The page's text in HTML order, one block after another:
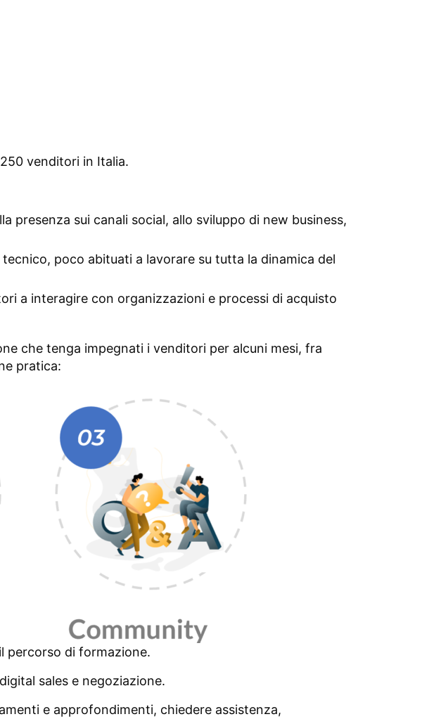
venditori in Italia.
presenza sui canali social, allo sviluppo di new business,
poco abituati a lavorare su tutta la dinamica del
a interagire con organizzazioni e processi di acquisto
che tenga impegnati i venditori per alcuni mesi, fra
pratica:
percorso di formazione.
sales e negoziazione.
e approfondimenti, chiedere assistenza,